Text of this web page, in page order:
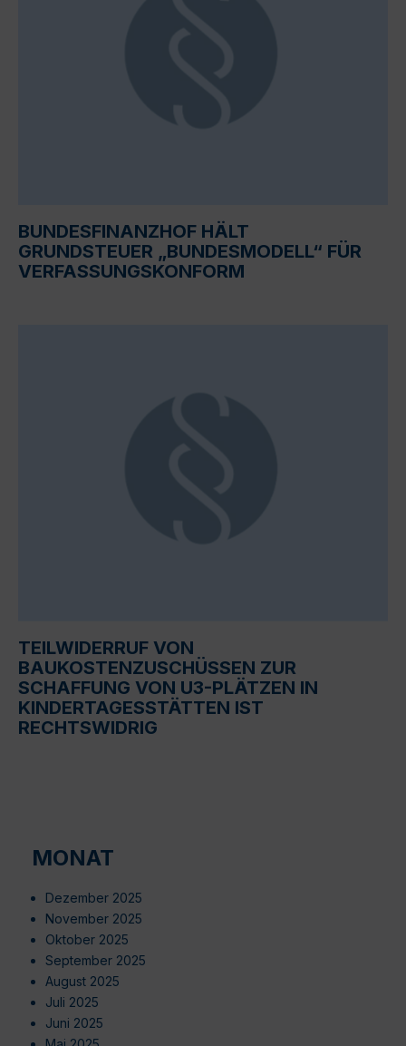
BUNDESFINANZHOF HÄLT
GRUNDSTEUER „BUNDESMODELL“ FÜR
VERFASSUNGSKONFORM
TEILWIDERRUF VON
BAUKOSTENZUSCHÜSSEN ZUR
SCHAFFUNG VON U3-PLÄTZEN IN
KINDERTAGESSTÄTTEN IST
RECHTSWIDRIG
MONAT
Dezember 2025
November 2025
Oktober 2025
September 2025
August 2025
Juli 2025
Juni 2025